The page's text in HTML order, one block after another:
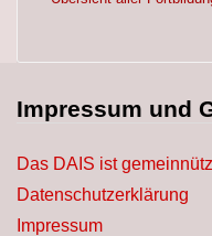
Impressum und
Das DAIS ist
Datenschutzerklärung
Impressum